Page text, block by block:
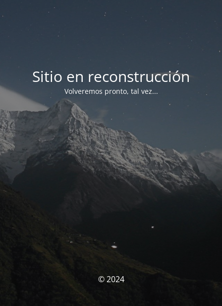
Sitio en reconstrucción
Volveremos pronto, tal vez...
© 2024